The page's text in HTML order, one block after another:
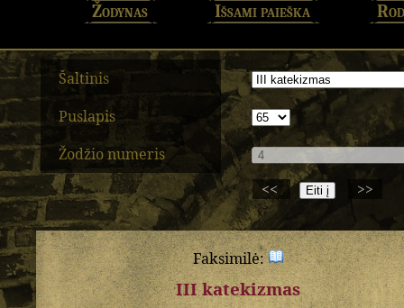
Žodynas Išsami paieška
Šaltinis
Puslapis
Žodžio numeris
<<
>>
Faksimilė:
III katekizmas